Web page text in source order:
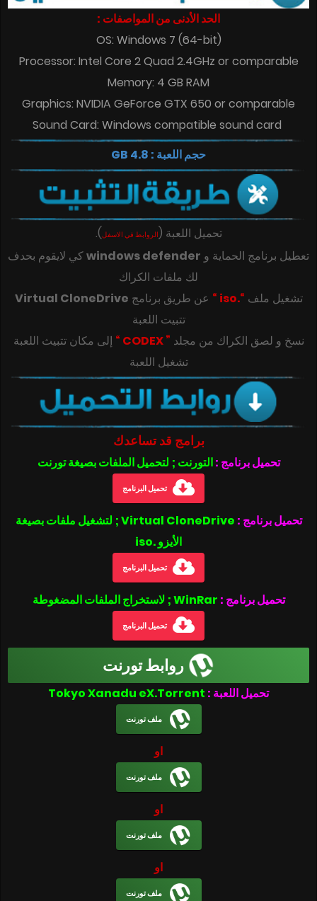
الحد الأدنى من المواصفات :
OS: Windows 7 (64-bit)
Processor: Intel Core 2 Quad 2.4GHz or comparable
Memory: 4 GB RAM
Graphics: NVIDIA GeForce GTX 650 or comparable
Sound Card: Windows compatible sound card
حجم اللعبة : 4.8 GB
تحميل اللعبة (الروابط في الاسفل)
.
تعطيل برنامج الحماية و windows defenderكي لايقوم بحدف
لك ملفات الكراك
تشغيل ملف “.iso “ عن طريق برنامج Virtual CloneDrive
تتبيت اللعبة
‎‫نسخ و لصق الكراك من مجلد ” CODEX “
تشغيل اللعبة
برامج قد تساعدك
تحميل برنامج :التورنت ; لتحميل الملفات بصيغة تورنت
تحميل البرنامج
تحميل برنامج :
Virtual CloneDrive ; لتشغيل ملفات بصيغة
الأيزو .iso
تحميل البرنامج
تحميل برنامج : WinRar ; لاستخراج الملفات المضغوطة
تحميل البرنامج
روابط تورنت
تحميل اللعبة :
ملف تورنت
او
ملف تورنت
او
ملف تورنت
او
ملف تورنت